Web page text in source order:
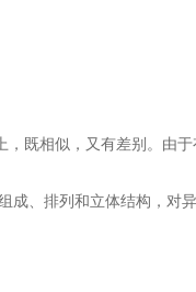
既相似，又有差别。由
成、排列和立体结构，对